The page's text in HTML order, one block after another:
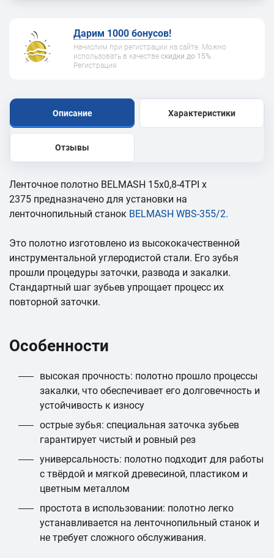
Дарим 1000 бонусов!
Начислим при регистрации на сайте. Можно
использовать в качестве скидки до 15%.
Регистрация
Описание Характеристики
Отзывы
Ленточное полотно BELMASH 15x0,8-4TPI x
2375 предназначено для установки на
ленточнопильный станок BELMASH WBS-355/2.
Это полотно изготовлено из высококачественной
инструментальной углеродистой стали. Его зубья
прошли процедуры заточки, развода и закалки.
Стандартный шаг зубьев упрощает процесс их
повторной заточки.
Особенности
высокая прочность: полотно прошло процессы
закалки, что обеспечивает его долговечность и
устойчивость к износу
острые зубья: специальная заточка зубьев
гарантирует чистый и ровный рез
универсальность: полотно подходит для работы
с твёрдой и мягкой древесиной, пластиком и
цветным металлом
простота в использовании: полотно легко
устанавливается на ленточнопильный станок и
не требует сложного обслуживания.